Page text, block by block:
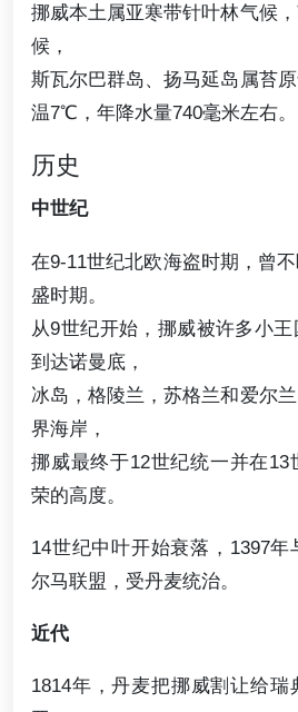
挪威本土属亚寒带针叶林气候
候，
斯瓦尔巴群岛、扬马延岛属苔
温7℃，年降水量740毫米左右。
历史
中世纪
在9-11世纪北欧海盗时期，曾
盛时期。
从9世纪开始，挪威被许多小
到达诺曼底，
冰岛，格陵兰，苏格兰和爱尔
界海岸，
挪威最终于12世纪统一并在13
荣的高度。
14世纪中叶开始衰落，1397
尔马联盟，受丹麦统治。
近代
1814年，丹麦把挪威割让给